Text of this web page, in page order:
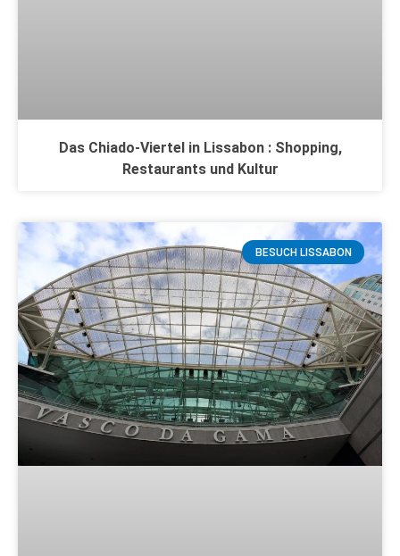
Das Chiado-Viertel in Lissabon : Shopping,
Restaurants und Kultur
BESUCH LISSABON